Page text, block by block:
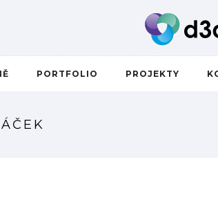
PORTFOLIO PROJEKTY